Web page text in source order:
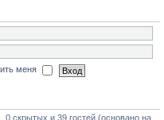
меня
0 скрытых и 39 гостей (основано на